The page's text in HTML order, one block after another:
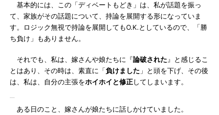
基本的には、この「ディベートもどき」は、私が話題を振っ
て、家族がその話題について、持論を展開する形になっていま
す。ロジック無視で持論を展開してもO.K.としているので、「勝
ち負け」もありません。
それでも、私は、嫁さんや娘たちに『論破された 』と感じるこ
とはあり、その時は、素直に「負けました 」と頭を下げ、その後
は、私は、自分の主張をホイホイと修正してしまいます。
ある日のこと、嫁さんが娘たちに話しかけていました。